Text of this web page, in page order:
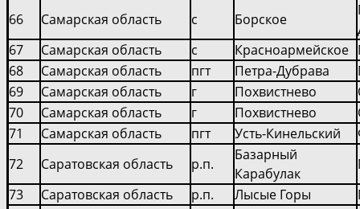
66
Самарская область с Борское
67
Самарская область с Красноармейское
68
Самарская область пгт Петра-Дубрава
69
Самарская область г Похвистнево
70
Самарская область г Похвистнево
71
Самарская область пгт Усть-Кинельский
72
Саратовская область р.п.
Базарный
Карабулак
73
Саратовская область р.п. Лысые Горы